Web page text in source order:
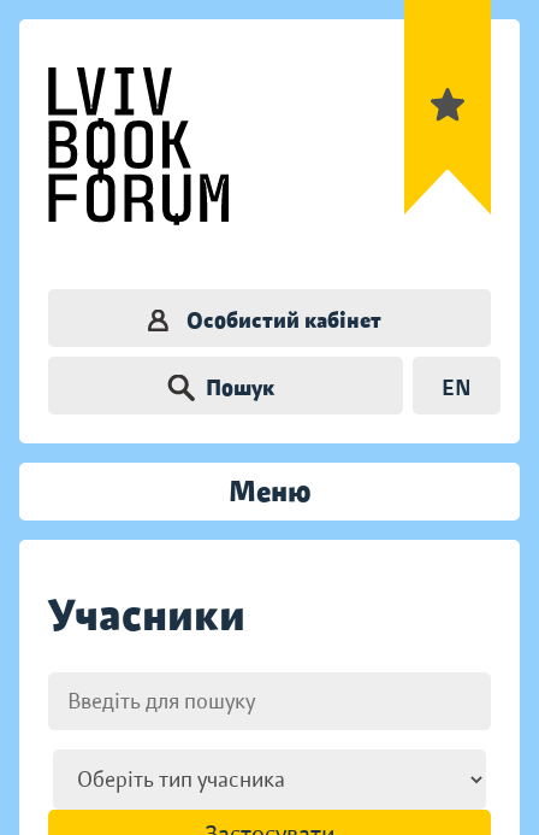
Особистий кабінет
Пошук EN
Меню
Учасники